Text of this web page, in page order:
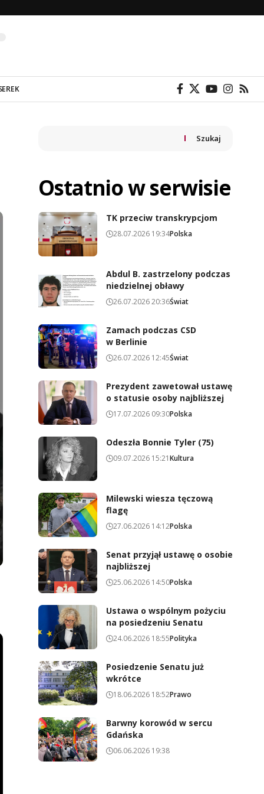
Szukaj
Ostatnio w serwisie
TK przeciw transkrypcjom
28.07.2026 19:34Polska
Abdul B. zastrzelony podczas
niedzielnej obławy
26.07.2026 20:36Świat
Zamach podczas CSD
w Berlinie
26.07.2026 12:45Świat
Prezydent zawetował ustawę
o statusie osoby najbliższej
17.07.2026 09:30Polska
Odeszła Bonnie Tyler (75)
09.07.2026 15:21Kultura
Milewski wiesza tęczową
flagę
27.06.2026 14:12Polska
Senat przyjął ustawę o osobie
najbliższej
25.06.2026 14:50Polska
Ustawa o wspólnym pożyciu
na posiedzeniu Senatu
24.06.2026 18:55Polityka
Posiedzenie Senatu już
wkrótce
18.06.2026 18:52Prawo
Barwny korowód w sercu
Gdańska
06.06.2026 19:38